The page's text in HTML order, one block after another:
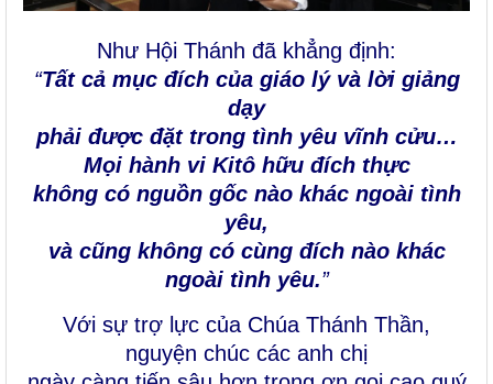
Như Hội Thánh đã khẳng định:
“Tất cả mục đích của giáo lý và lời giảng
dạy
phải được đặt trong tình yêu vĩnh cửu…
Mọi hành vi Kitô hữu đích thực
không có nguồn gốc nào khác ngoài tình
yêu,
và cũng không có cùng đích nào khác
ngoài tình yêu.”
Với sự trợ lực của Chúa Thánh Thần,
nguyện chúc các anh chị